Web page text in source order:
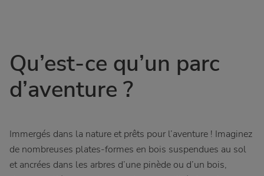
Qu’est-ce qu’un parc
d’aventure ?
Immergés dans la nature et prêts pour l’aventure ! Imaginez
de nombreuses plates-formes en bois suspendues au sol
et ancrées dans les arbres d’une pinède ou d’un bois,